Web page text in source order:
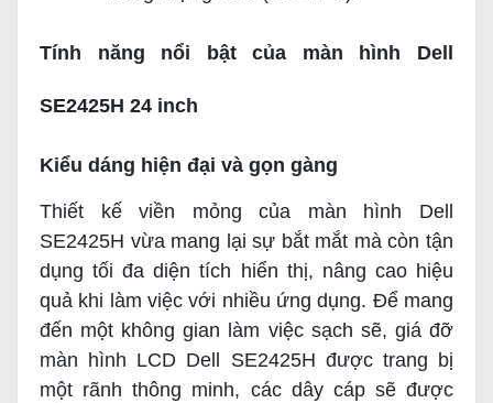
Tính năng nổi bật của màn hình Dell
SE2425H 24 inch
Kiểu dáng hiện đại và gọn gàng
Thiết kế viền mỏng của màn hình Dell
SE2425H vừa mang lại sự bắt mắt mà còn tận
dụng tối đa diện tích hiển thị, nâng cao hiệu
quả khi làm việc với nhiều ứng dụng. Để mang
đến một không gian làm việc sạch sẽ, giá đỡ
màn hình LCD Dell SE2425H được trang bị
một rãnh thông minh, các dây cáp sẽ được